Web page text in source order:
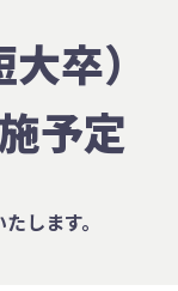
卒）
予定
します。